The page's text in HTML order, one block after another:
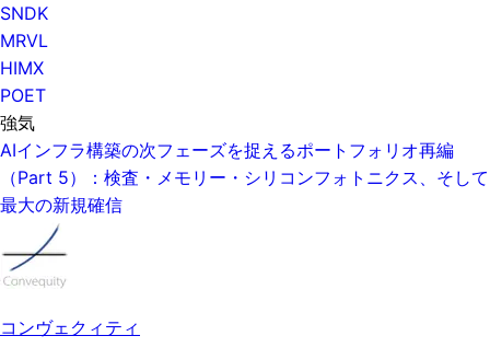
SNDK
MRVL
HIMX
POET
強気
AIインフラ構築の次フェーズを捉えるポートフォリオ再編
（Part 5）：検査・メモリー・シリコンフォトニクス、そして
最大の新規確信
コンヴェクィティ